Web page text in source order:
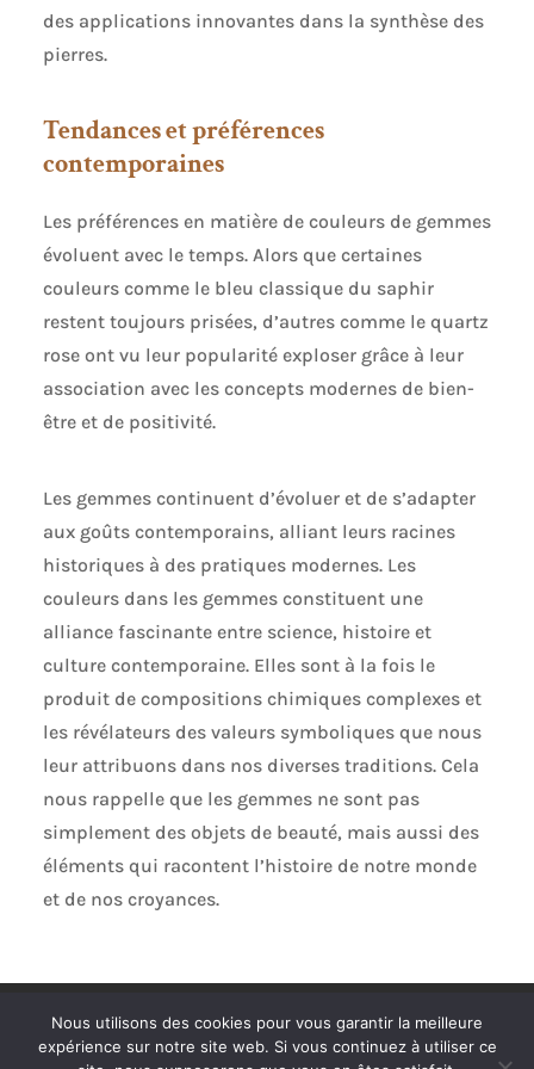
Souhaitez: Que vous portiez bracelet jonc seul
montres et d'autres accessoires pour rehausser la
texture globale de votre tenue grâce à des formes
superposées. bracelet fille s'adapte à tous les
formelles. Cadeau Romantique: Le trèfle à cinq
feuilles symbolise la chance et la beauté, et le
zircon éblouissant symbolise le temps qui brille.
Qu'il s'agisse d'une déclaration romantique à la
Saint-Valentin, d'une chaleureuse bénédiction à
Noël ou de moments spéciaux comme un
anniversaire, une cérémonie de remise de
diplômes ou un mariage, bracelet plaqué or
femme transmet une profonde affection et
des applications innovantes dans la synthèse des
pierres.
Tendances et préférences
contemporaines
Les préférences en matière de couleurs de gemmes
évoluent avec le temps. Alors que certaines
couleurs comme le bleu classique du saphir
restent toujours prisées, d’autres comme le quartz
rose ont vu leur popularité exploser grâce à leur
association avec les concepts modernes de bien-
être et de positivité.
Les gemmes continuent d’évoluer et de s’adapter
aux goûts contemporains, alliant leurs racines
historiques à des pratiques modernes. Les
couleurs dans les gemmes constituent une
alliance fascinante entre science, histoire et
culture contemporaine. Elles sont à la fois le
produit de compositions chimiques complexes et
les révélateurs des valeurs symboliques que nous
leur attribuons dans nos diverses traditions. Cela
nous rappelle que les gemmes ne sont pas
simplement des objets de beauté, mais aussi des
éléments qui racontent l’histoire de notre monde
et de nos croyances.
Politique de confidentialité
Mentions légales
Plan de site
Contact
Nous utilisons des cookies pour vous garantir la meilleure
expérience sur notre site web. Si vous continuez à utiliser ce